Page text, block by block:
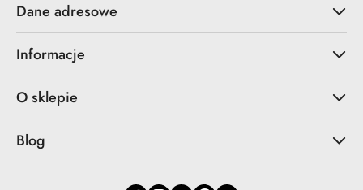
Dane adresowe
Informacje
O sklepie
Blog